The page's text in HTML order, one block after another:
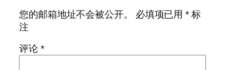
您的邮箱地址不会被公开。
必填项已用* 标
注
评论 *